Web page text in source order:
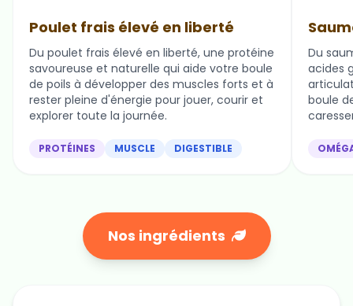
Poulet frais élevé en liberté
Du poulet frais élevé en liberté, une protéine
savoureuse et naturelle qui aide votre boule
de poils à développer des muscles forts et à
rester pleine d'énergie pour jouer, courir et
explorer toute la journée.
PROTÉINES MUSCLE DIGESTIBLE
Du
acides
boule
Nos ingrédients